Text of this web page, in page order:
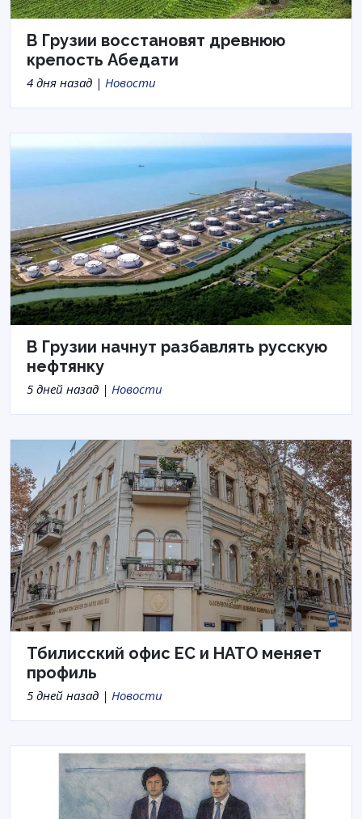
В Грузии восстановят древнюю
крепость Абедати
4 дня назад | Новости
В Грузии начнут разбавлять русскую
нефтянку
5 дней назад | Новости
Тбилисский офис ЕС и НАТО меняет
профиль
5 дней назад | Новости